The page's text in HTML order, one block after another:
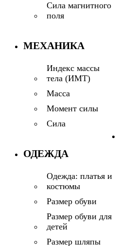
Сила магнитного
поля
МЕХАНИКА
Индекс массы
тела (ИМТ)
Масса
Момент силы
Сила
ОДЕЖДА
Одежда: платья и
костюмы
Размер обуви
Размер обуви для
детей
Размер шляпы